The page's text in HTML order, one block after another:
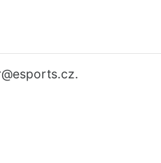
@esports.cz.